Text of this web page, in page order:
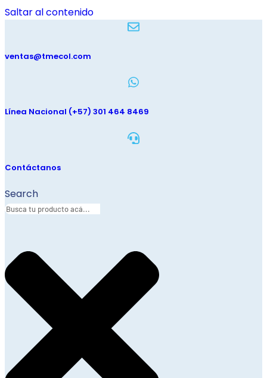
Saltar al contenido
ventas@tmecol.com
Línea Nacional (+57) 301 464 8469
Contáctanos
Search